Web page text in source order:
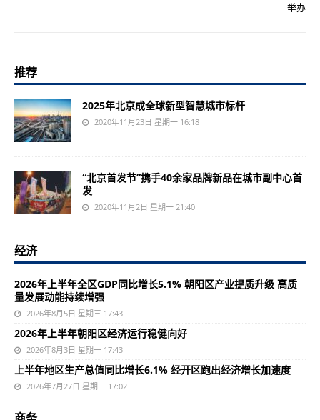
举办
推荐
2025年北京成全球新型智慧城市标杆
2020年11月23日 星期一 16:18
“北京首发节”携手40余家品牌新品在城市副中心首
发
2020年11月2日 星期一 21:40
经济
2026年上半年全区GDP同比增长5.1% 朝阳区产业提质升级 高质
量发展动能持续增强
2026年8月5日 星期三 17:43
2026年上半年朝阳区经济运行稳健向好
2026年8月3日 星期一 17:43
上半年地区生产总值同比增长6.1% 经开区跑出经济增长加速度
2026年7月27日 星期一 17:02